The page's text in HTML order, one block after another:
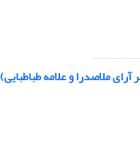
ملاصدرا و علامه طباطبایی)